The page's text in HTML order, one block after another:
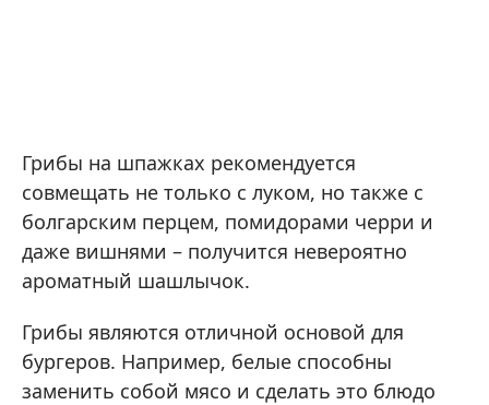
Грибы на шпажках рекомендуется
совмещать не только с луком, но также с
болгарским перцем, помидорами черри и
даже вишнями – получится невероятно
ароматный шашлычок.
Грибы являются отличной основой для
бургеров. Например, белые способны
заменить собой мясо и сделать это блюдо